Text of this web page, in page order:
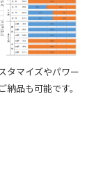
タマイズやパワー
納品も可能です。